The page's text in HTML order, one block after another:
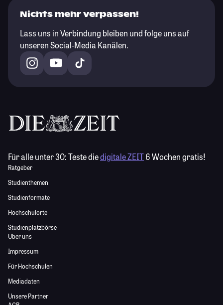
Nichts mehr verpassen!
Lass uns in Verbindung bleiben und folge uns auf
unseren Social-Media Kanälen.
Für alle unter 30:Teste diedigitale ZEIT6 Wochen gratis!
Ratgeber
Studienthemen
Studienformate
Hochschulorte
Studienplatzbörse
Über uns
Impressum
Für Hochschulen
Mediadaten
Unsere Partner